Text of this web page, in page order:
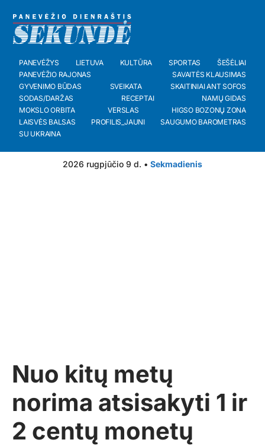
PANEVĖŽYS LIETUVA KULTŪRA SPORTAS
ŠEŠĖLIAI
PANEVĖŽIO RAJONAS
SAVAITĖS KLAUSIMAS
GYVENIMO BŪDAS
SVEIKATA
SKAITINIAI ANT SOFOS
SODAS/DARŽAS
RECEPTAI
NAMŲ GIDAS
MOKSLO ORBITA
VERSLAS
HIGSO BOZONŲ ZONA
LAISVĖS BALSAS
PROFILIS_JAUNI
SAUGUMO BAROMETRAS
SU UKRAINA
2026 rugpjūčio 9 d. • Sekmadienis
Nuo kitų metų
norima atsisakyti 1 ir
2 centų monetų